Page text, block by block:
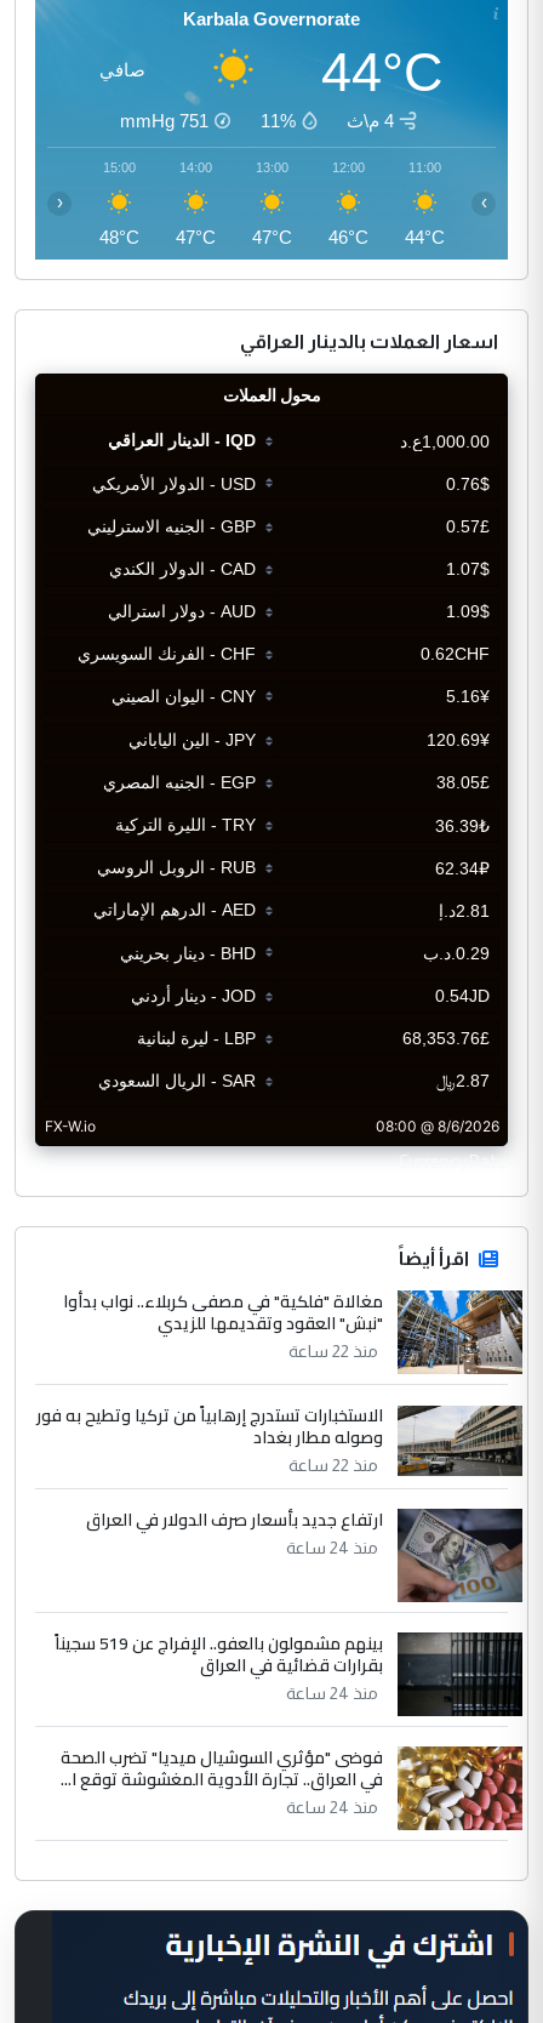
Karbala Governorate
44°C صافي
4 م\ث 11%
751
mmHg
11:00
44°C
12:00
46°C
13:00
47°C
14:00
47°C
15:00
48°C
‹ ›
اسعار العملات بالدينار العراقي
CurrencyRate
اقرأ أيضاً
مغالاة "فلكية" في مصفى كربلاء.. نواب بدأوا
"نبش" العقود وتقديمها للزيدي
منذ 22 ساعة
الاستخبارات تستدرج إرهابياً من تركيا وتطيح به فور
وصوله مطار بغداد
منذ 22 ساعة
ارتفاع جديد بأسعار صرف الدولار في العراق
منذ 24 ساعة
بينهم مشمولون بالعفو.. الإفراج عن 519 سجيناً
بقرارات قضائية في العراق
منذ 24 ساعة
فوضى "مؤثري السوشيال ميديا" تضرب الصحة
في العراق.. تجارة الأدوية المغشوشة توقع ا...
منذ 24 ساعة